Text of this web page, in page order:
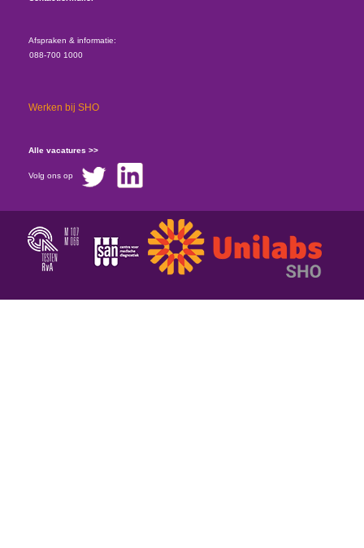
Afspraken & informatie:
088-700 1000
Werken bij SHO
Alle vacatures >>
Volg ons op